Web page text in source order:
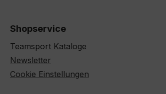
Shopservice
Teamsport Kataloge
Newsletter
Cookie Einstellungen